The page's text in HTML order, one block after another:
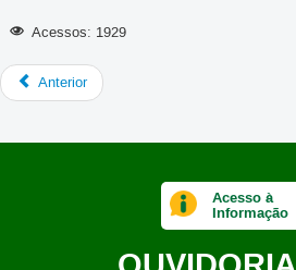
Acessos: 1929
Anterior
Acesso à
Informação